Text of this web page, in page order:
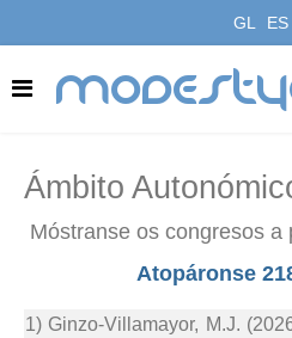
GL ES
Ámbito
Móstranse os congresos a
Atopáronse
1) Ginzo-Villamayor, M.J.